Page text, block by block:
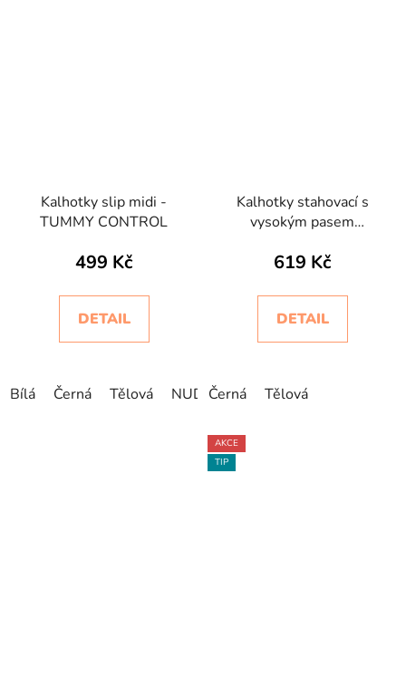
Kalhotky slip midi -
TUMMY CONTROL
499 Kč
DETAIL
Bílá Černá Tělová NUDE
Kalhotky stahovací s
vysokým pasem
Invisibile
619 Kč
DETAIL
Černá Tělová
AKCE
TIP